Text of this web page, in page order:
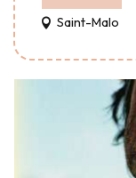
Saint-Malo